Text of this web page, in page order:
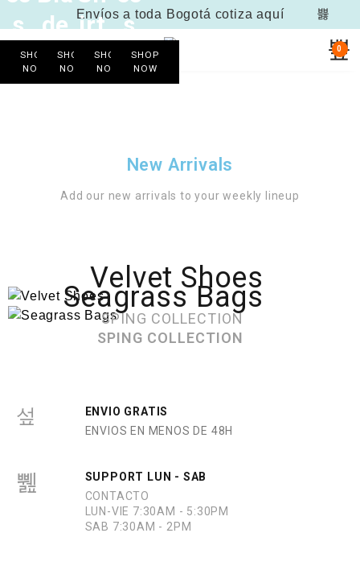
Envíos a toda Bogotá cotiza aquí
0
s
SHOP
NOW
de
SHOP
NOW
irt
SHOP
NOW
s
SHOP
NOW
New Arrivals
Add our new arrivals to your weekly lineup
Velvet Shoes
SPING COLLECTION
Seagrass Bags
SPING COLLECTION
ENVIO GRATIS
ENVIOS EN MENOS DE 48H
SUPPORT LUN - SAB
CONTACTO
LUN-VIE 7:30AM - 5:30PM
SAB 7:30AM - 2PM